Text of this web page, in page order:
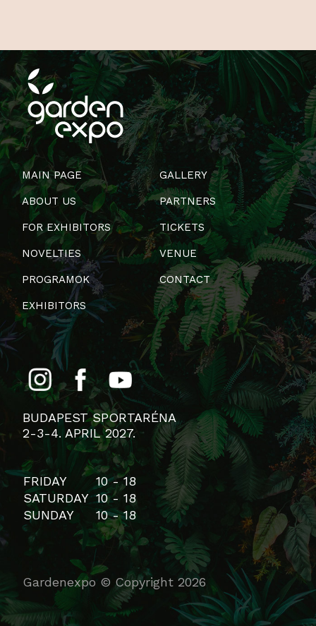
MAIN PAGE
ABOUT US
FOR EXHIBITORS
NOVELTIES
PROGRAMOK
EXHIBITORS
GALLERY
PARTNERS
TICKETS
VENUE
CONTACT
BUDAPEST SPORTARÉNA
2-3-4. APRIL 2027.
FRIDAY
10 - 18
SATURDAY 10 - 18
SUNDAY
10 - 18
Gardenexpo © Copyright 2026